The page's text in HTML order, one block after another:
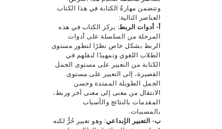
وتتضمن مهارةُ الكتابة في هذا الكتاب
العناصر التالية:
أ- أدوات الربط: يركز الكتاب في هذه
المرحلة من السلسلة على أدوات
الربط بشكل خاص نظرًا لتطور مستوى
الطلاب اللغوي وتمهيدًا لنقلهم في
الكتابة من التعبير على مستوى الجمل
القصيرة، إلى التعبير على مستوى
الجمل الطويلة الممتدة وحسن
الانتقال من معنى إلى معنى آخر وربط،
المقدمات بالنتائج والأسباب
بالمسببات.
ب- التعبير الإبداعي: وهو تعبير حُرٌّ لكنه